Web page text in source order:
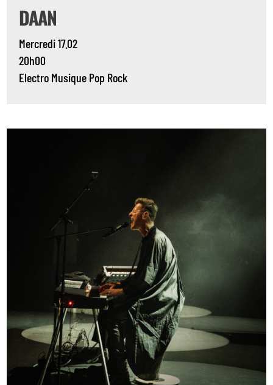
DAAN
Mercredi 17.02
20h00
Electro Musique Pop Rock